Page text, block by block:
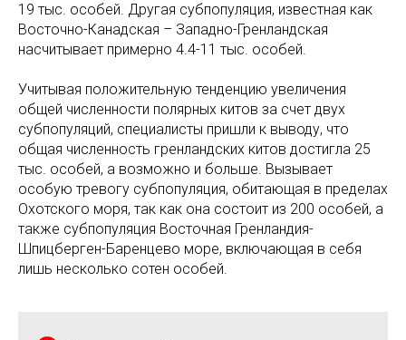
19 тыс. особей. Другая субпопуляция, известная как
Восточно-Канадская – Западно-Гренландская
насчитывает примерно 4.4-11 тыс. особей.
Учитывая положительную тенденцию увеличения
общей численности полярных китов за счет двух
субпопуляций, специалисты пришли к выводу, что
общая численность гренландских китов достигла 25
тыс. особей, а возможно и больше. Вызывает
особую тревогу субпопуляция, обитающая в пределах
Охотского моря, так как она состоит из 200 особей, а
также субпопуляция Восточная Гренландия-
Шпицберген-Баренцево море, включающая в себя
лишь несколько сотен особей.